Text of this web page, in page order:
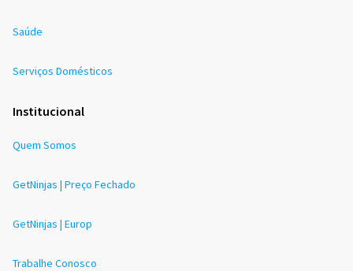
Saúde
Serviços Domésticos
Institucional
Quem Somos
GetNinjas | Preço Fechado
GetNinjas | Europ
Trabalhe Conosco